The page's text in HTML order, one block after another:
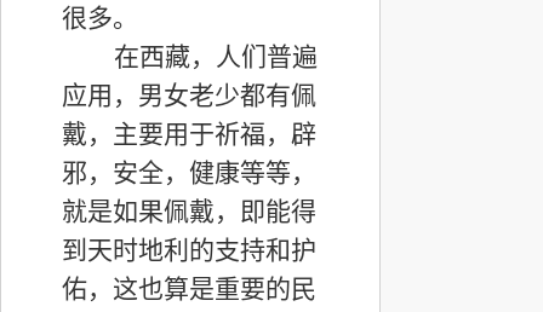
很多。
在西藏，人们普遍
应用，男女老少都有佩
戴，主要用于祈福，辟
邪，安全，健康等等，
就是如果佩戴，即能得
到天时地利的支持和护
佑，这也算是重要的民